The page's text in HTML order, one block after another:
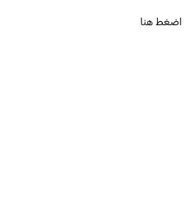
اضغط هنا